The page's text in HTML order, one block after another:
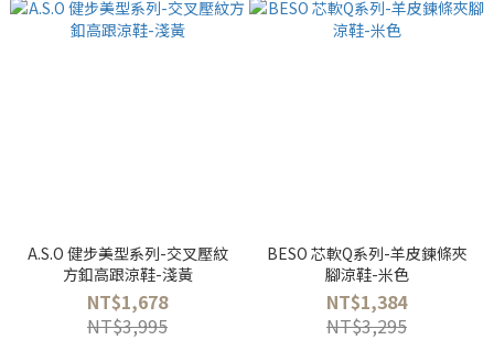
A.S.O 健步美型系列-交叉壓紋
方釦高跟涼鞋-淺黃
NT$1,678
NT$3,995
BESO 芯軟Q系列-羊皮鍊條夾
腳涼鞋-米色
NT$1,384
NT$3,295